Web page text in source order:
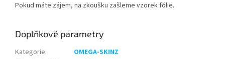
Pokud máte zájem, na zkoušku zašleme vzorek fólie.
Doplňkové parametry
Kategorie:
OMEGA-SKINZ